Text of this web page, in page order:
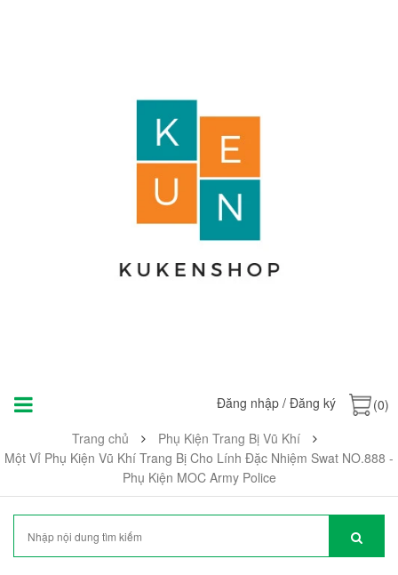
Đăng nhập / Đăng ký
(0)
Trang chủ
Phụ Kiện Trang Bị Vũ Khí
Một Vỉ Phụ Kiện Vũ Khí Trang Bị Cho Lính Đặc Nhiệm Swat NO.888 -
Phụ Kiện MOC Army Police